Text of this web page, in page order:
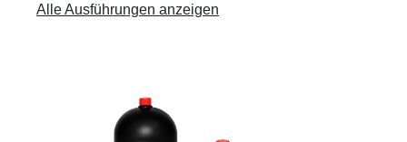
Alle Ausführungen anzeigen